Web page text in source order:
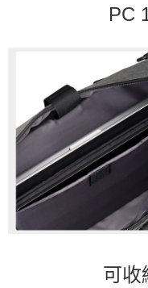
PC
可收